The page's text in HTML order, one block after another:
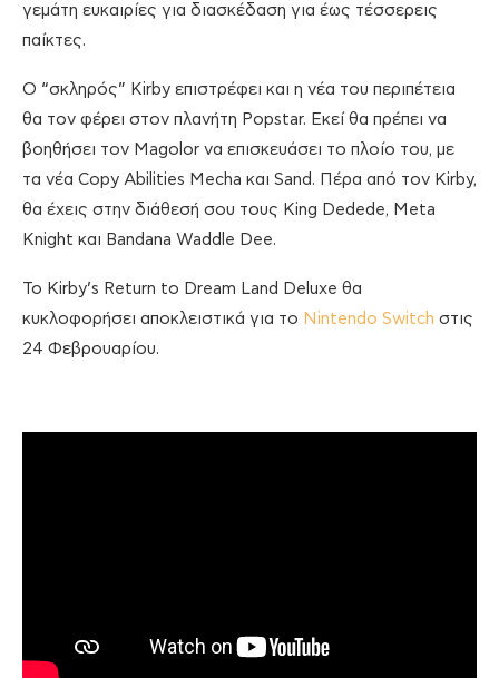
γεμάτη ευκαιρίες για διασκέδαση για έως τέσσερεις
παίκτες.
Ο “σκληρός” Kirby επιστρέφει και η νέα του περιπέτεια
θα τον φέρει στον πλανήτη Popstar. Εκεί θα πρέπει να
βοηθήσει τον Magolor να επισκευάσει το πλοίο του, με
τα νέα Copy Abilities Mecha και Sand. Πέρα από τον Kirby,
θα έχεις στην διάθεσή σου τους King Dedede, Meta
Knight και Bandana Waddle Dee.
Το Kirby’s Return to Dream Land Deluxe θα
κυκλοφορήσει αποκλειστικά για το Nintendo Switch στις
24 Φεβρουαρίου.